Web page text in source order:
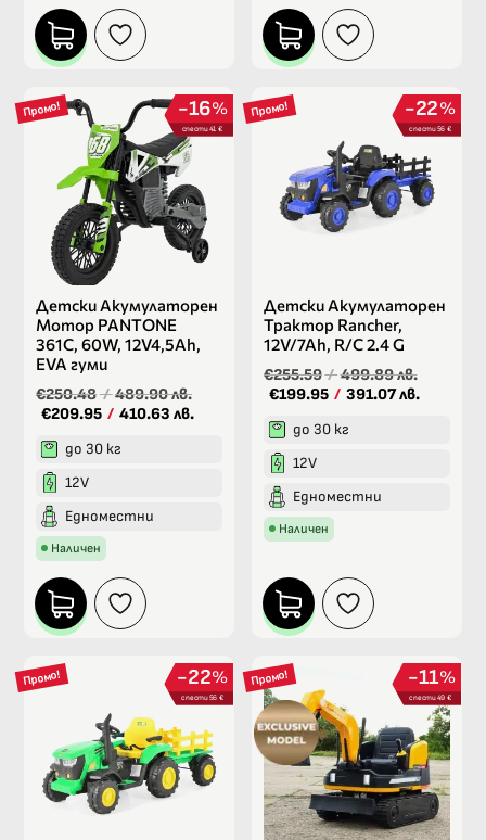
Промо! %
16
спести 41 €
Детски Акумулаторен
Мотор PANTONE
361C, 60W, 12V4,5Ah,
ЕVA гуми
€250.48/489.90 лв.
€209.95 / 410.63 лв.
до 30 кг
12V
Едноместни
Наличен
Промо! %
22
спести 56 €
Детски Акумулаторен
Трактор Rancher,
12V/7Ah, R/C 2.4 G
€255.59/499.89 лв.
€199.95 / 391.07 лв.
до 30 кг
12V
Едноместни
Наличен
Промо! %
22
спести 56 €
Промо! %
11
спести 49 €